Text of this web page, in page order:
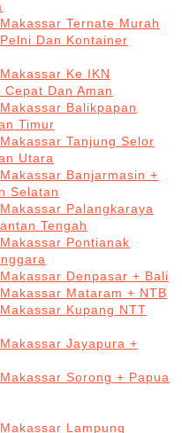
Ternate Murah
Dan Kontainer
Ke IKN
Cepat Dan Aman
Balikpapan
Timur
Tanjung Selor
Utara
Banjarmasin +
Selatan
Palangkaraya
Tengah
Pontianak
Denpasar + Bali
Mataram + NTB
Kupang NTT
Jayapura +
Sorong + Papua
Lampung